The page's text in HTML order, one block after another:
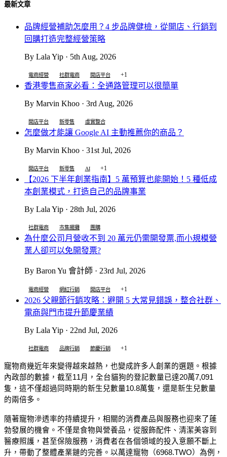
最新文章
品牌經營補助怎麼用？4 步品牌健檢，從開店、行銷到
回購打造完整經營策略
By Lala Yip · 5th Aug, 2026
電商經營 社群電商 開店平台 +1
香港零售商家必看：全通路管理可以很簡單
By Marvin Khoo · 3rd Aug, 2026
開店平台 新零售 虛實整合
怎麼做才能讓 Google AI 主動推薦你的商品？
By Marvin Khoo · 31st Jul, 2026
開店平台 新零售 AI +1
【2026 下半年創業指南】5 萬預算也能開始！5 種低成
本創業模式，打造自己的品牌事業
By Lala Yip · 28th Jul, 2026
社群電商 市集擺攤 團購
為什麼公司月營收不到 20 萬元仍需開發票,而小規模營
業人卻可以免開發票?
By Baron Yu 會計師 · 23rd Jul, 2026
電商經營 網紅行銷 開店平台 +1
2026 父親節行銷攻略：避開 5 大常見錯誤，整合社群、
電商與門市提升節慶業績
By Lala Yip · 22nd Jul, 2026
社群電商 品牌行銷 節慶行銷 +1
寵物商幾近年來變得越來越熱，也變成許多人創業的選題。根據
內政部的數據，截至11月，全台貓狗的登記數量已達20萬7,091
隻，這不僅超過同時期的新生兒數量10.8萬隻，還是新生兒數量
的兩倍多。
隨著寵物滲透率的持續提升，相關的消費產品與服務也迎來了蓬
勃發展的機會。不僅是食物與營養品，從服飾配件、清潔美容到
醫療照護，甚至保險服務，消費者在各個領域的投入意願不斷上
升，帶動了整體產業鏈的完善。以萬達寵物（6968.TWO）為例，